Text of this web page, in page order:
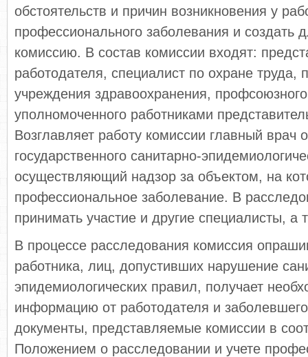
обстоятельств и причин возникновения у
профессионального заболевания и создать
комиссию. В состав комиссии входят:
работодателя, специалист по охране труда,
учреждения здравоохранения,
уполномоченного работниками
Возглавляет работу комиссии главный врач
государственного санитарно-
осуществляющий надзор за объектом, на
профессиональное заболевание. В
принимать участие и другие специалисты, а
В процессе расследования комиссия
работника, лиц, допустивших нарушение
эпидемиологических правил, получает
информацию от работодателя и
документы, представляемые комиссии в
Положением о расследовании и учете